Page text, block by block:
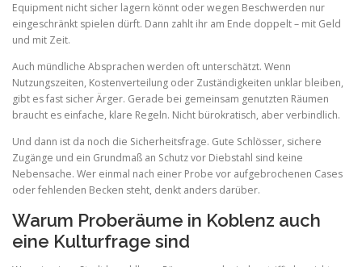
Equipment nicht sicher lagern könnt oder wegen Beschwerden nur
eingeschränkt spielen dürft. Dann zahlt ihr am Ende doppelt – mit Geld
und mit Zeit.
Auch mündliche Absprachen werden oft unterschätzt. Wenn
Nutzungszeiten, Kostenverteilung oder Zuständigkeiten unklar bleiben,
gibt es fast sicher Ärger. Gerade bei gemeinsam genutzten Räumen
braucht es einfache, klare Regeln. Nicht bürokratisch, aber verbindlich.
Und dann ist da noch die Sicherheitsfrage. Gute Schlösser, sichere
Zugänge und ein Grundmaß an Schutz vor Diebstahl sind keine
Nebensache. Wer einmal nach einer Probe vor aufgebrochenen Cases
oder fehlenden Becken steht, denkt anders darüber.
Warum Proberäume in Koblenz auch
eine Kulturfrage sind